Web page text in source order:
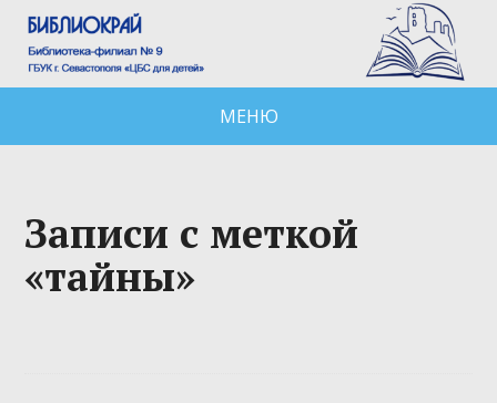
МЕНЮ
Записи с меткой
«тайны»